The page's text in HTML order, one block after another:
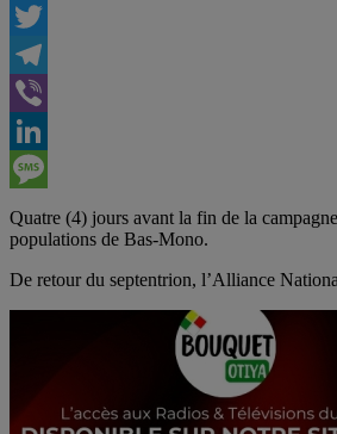
Facebook
Twitter
Telegram
Viber
LinkedIn
Message
Quatre (4) jours avant la fin de la
populations de Bas-Mono.
De retour du septentrion, l’Alliance